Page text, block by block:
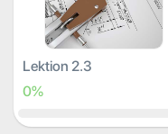
Lektion 2.3
0%